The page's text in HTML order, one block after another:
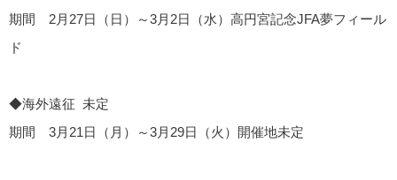
期間 2月27日（日）～3月2日（水）高円宮記念JFA夢フィール
ド
◆海外遠征 未定
期間 3月21日（月）～3月29日（火）開催地未定